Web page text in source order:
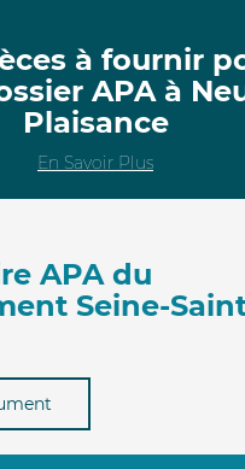
à fournir
APA à
Plaisance
En Savoir Plus
APA du
Seine-